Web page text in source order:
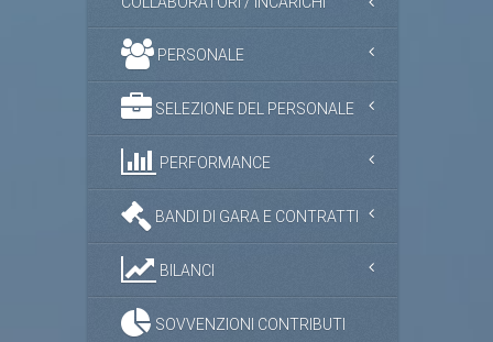
PERSONALE
SELEZIONE DEL PERSONALE
PERFORMANCE
BANDI DI GARA E CONTRATTI
BILANCI
SOVVENZIONI CONTRIBUTI